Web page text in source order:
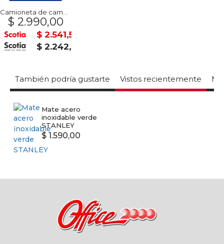
$ 2.990,00
$ 2.541,50
$ 2.242,50
También podría gustarte Vistos recientemente
Mate acero
inoxidable verde
STANLEY
$ 1.590,00